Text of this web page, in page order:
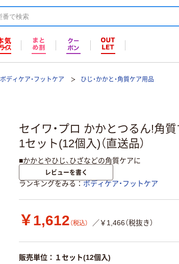
ボディケア・フットケア ひじ・かかと・角質ケア用品
セイワ・プロ かかとつるん!角
1セット(12個入)（直送品）
■かかとやひじ、ひざなどの角質ケアに
レビューを書く
ランキングをみる ボディケア・フットケア
￥1,612 （税込） ／￥1,466（税抜き）
販売単位：１セット(12個入)